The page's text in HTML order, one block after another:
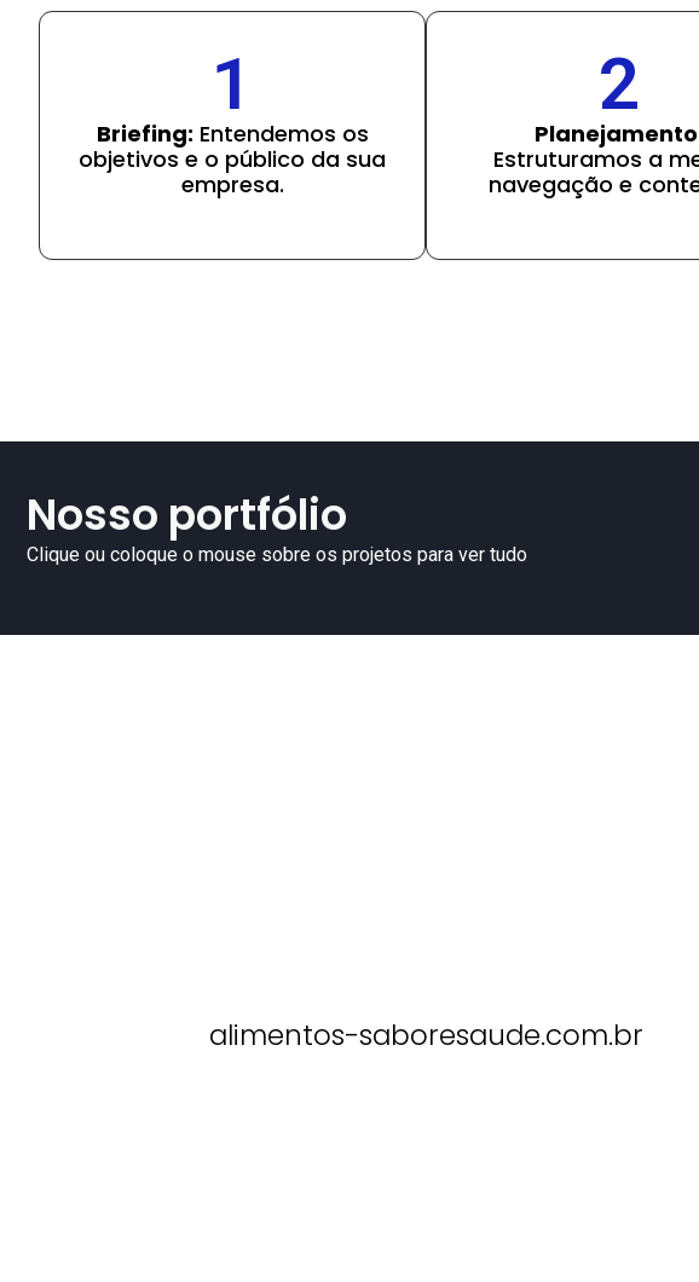
1
Briefing: Entendemos os
objetivos e o público da sua
empresa.
2
Estruturamos a
navegação e
Nosso portfólio
Clique ou coloque o mouse sobre os projetos para ver tudo
alimentos-saboresaude.com.br